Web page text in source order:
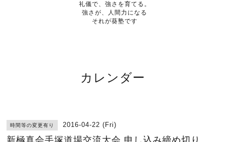
礼儀で、強さを育てる。
強さが、人間力になる
それが葵塾です
カレンダー
時間等の変更有り 2016-04-22 (Fri)
新極真会手塚道場交流大会 申し込み締め切り